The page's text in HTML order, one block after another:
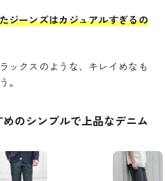
ジーンズはカジュアルすぎるの
ックスのような、キレイめなも
。
のシンプルで上品なデニム